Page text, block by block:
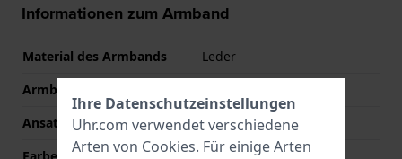
Informationen zum Armband
Material des Armbands
Leder
Armbandbreite
Ansatzbreite
22 mm
Ihre Datenschutzeinstellungen
Uhr.com verwendet verschiedene
Arten von Cookies. Für einige Arten